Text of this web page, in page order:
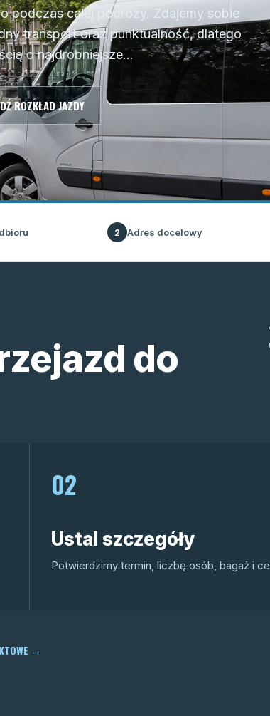
podczas całej podróży. Zdajemy sobie
transport oraz punktualność, dlatego
o najdrobniejsze...
ROZKŁAD JAZDY
2 Adres docelowy
do
02
Ustal szczegóły
Potwierdzimy termin, liczbę osób, bagaż i
→